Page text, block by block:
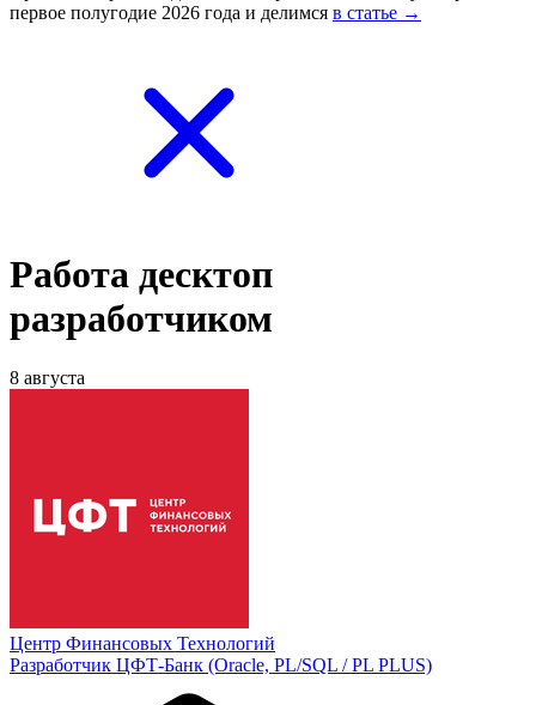
первое полугодие 2026 года и делимся в статье →
Работа десктоп
разработчиком
8 августа
Центр Финансовых Технологий
Разработчик ЦФТ-Банк (Oracle, PL/SQL / PL PLUS)